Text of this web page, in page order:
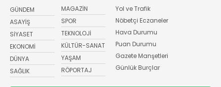
GÜNDEM
ASAYİŞ
SİYASET
EKONOMİ
DÜNYA
SAĞLIK
MAGAZİN
SPOR
TEKNOLOJİ
KÜLTÜR-SANAT
YAŞAM
RÖPORTAJ
Yol ve Trafik
Nöbetçi Eczaneler
Hava Durumu
Puan Durumu
Gazete Manşetleri
Günlük Burçlar